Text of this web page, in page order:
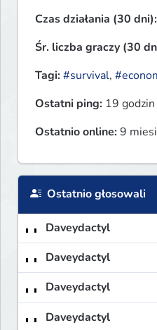
Czas działania (30 dni):
Śr. liczba graczy (30
Tagi:#survival,
Ostatni ping: 19
Ostatnio online:9
Ostatnio głosowali
Daveydactyl
Daveydactyl
Daveydactyl
Daveydactyl